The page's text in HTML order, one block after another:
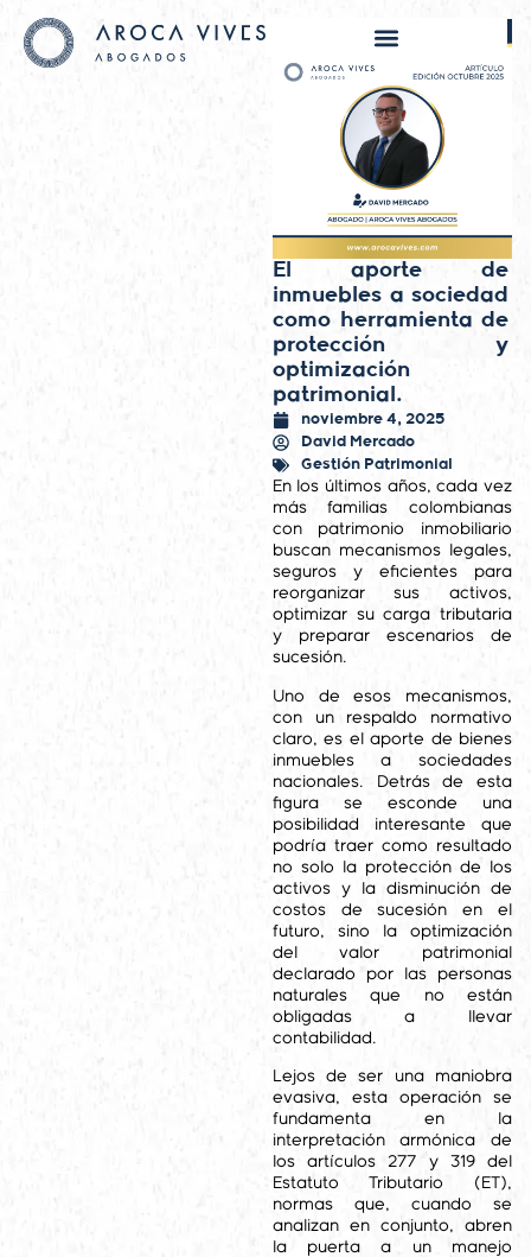
El aporte de
inmuebles a sociedad
como herramienta de
protección y
optimización
patrimonial.
noviembre 4, 2025
David Mercado
Gestión Patrimonial
En los últimos años, cada vez
más familias colombianas
con patrimonio inmobiliario
buscan mecanismos legales,
seguros y eficientes para
reorganizar sus activos,
optimizar su carga tributaria
y preparar escenarios de
sucesión.
Uno de esos mecanismos,
con un respaldo normativo
claro, es el aporte de bienes
inmuebles a sociedades
nacionales. Detrás de esta
figura se esconde una
posibilidad interesante que
podría traer como resultado
no solo la protección de los
activos y la disminución de
costos de sucesión en el
futuro, sino la optimización
del valor patrimonial
declarado por las personas
naturales que no están
obligadas a llevar
contabilidad.
Lejos de ser una maniobra
evasiva, esta operación se
fundamenta en la
interpretación armónica de
los artículos 277 y 319 del
Estatuto Tributario (ET),
normas que, cuando se
analizan en conjunto, abren
la puerta a un manejo